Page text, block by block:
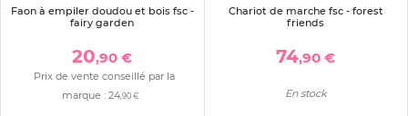
Faon à empiler doudou et bois fsc -
fairy garden
20,90 €
Prix de vente conseillé par la
marque : 24,90 €
Chariot de marche fsc - forest
friends
74,90 €
En stock